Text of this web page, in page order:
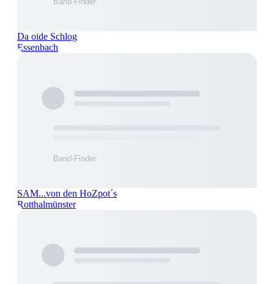
Da oide Schlog
Essenbach
SAM...von den HoZpot´s
Rotthalmünster